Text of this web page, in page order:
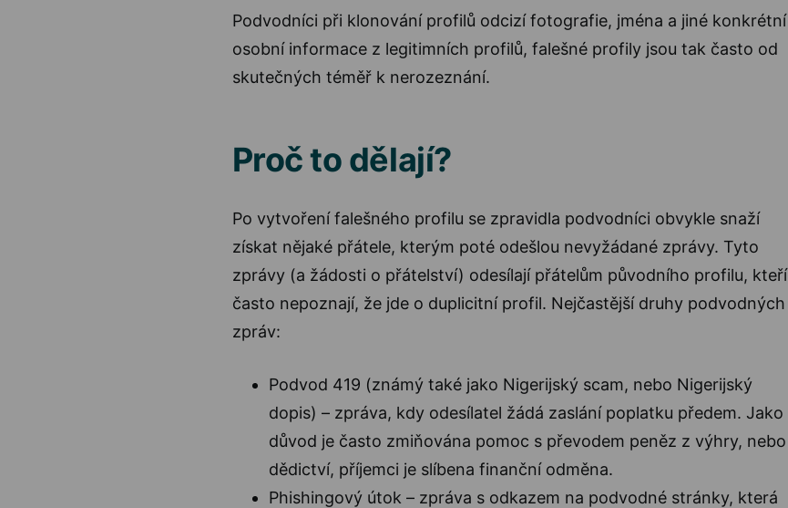
Podvodníci při klonování profilů odcizí fotografie, jména a jiné konkrétní
osobní informace z legitimních profilů, falešné profily jsou tak často od
skutečných téměř k nerozeznání.
Proč to dělají?
Po vytvoření falešného profilu se zpravidla podvodníci obvykle snaží
získat nějaké přátele, kterým poté odešlou nevyžádané zprávy. Tyto
zprávy (a žádosti o přátelství) odesílají přátelům původního profilu, kteří
často nepoznají, že jde o duplicitní profil. Nejčastější druhy podvodných
zpráv:
Podvod 419 (známý také jako Nigerijský scam, nebo Nigerijský
dopis) – zpráva, kdy odesílatel žádá zaslání poplatku předem. Jako
důvod je často zmiňována pomoc s převodem peněz z výhry, nebo
dědictví, příjemci je slíbena finanční odměna.
Phishingový útok – zpráva s odkazem na podvodné stránky, která